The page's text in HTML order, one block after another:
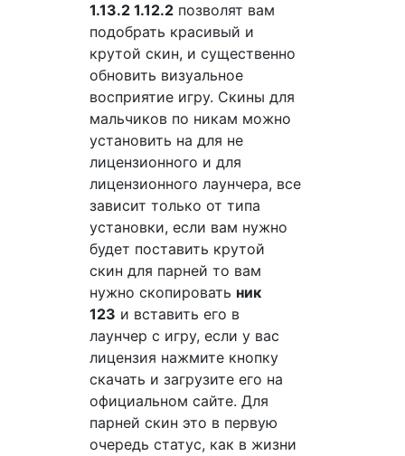
1.13.2 1.12.2позволят вам
подобрать красивый и
крутой скин, и существенно
обновить визуальное
восприятие игру. Скины для
мальчиков по никам можно
установить на для не
лицензионного и для
лицензионного лаунчера, все
зависит только от типа
установки, если вам нужно
будет поставить крутой
скин для парней то вам
нужно скопировать ник
123 и вставить его в
лаунчер с игру, если у вас
лицензия нажмите кнопку
скачать и загрузите его на
официальном сайте. Для
парней скин это в первую
очередь статус, как в жизни